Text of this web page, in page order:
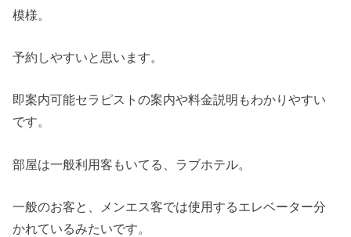
模様。
予約しやすいと思います。
即案内可能セラピストの案内や料金説明もわかりやすい
です。
部屋は一般利用客もいてる、ラブホテル。
一般のお客と、メンエス客では使用するエレベーター分
かれているみたいです。